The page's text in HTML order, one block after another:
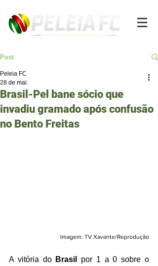
Post
Brasil-Pel bane sócio que
invadiu gramado após confusão
no Bento Freitas
Peleia FC
28 de mai.
Imagem: TV Xavante/Reprodução
A vitória do Brasil
por 1 a 0 sobre o